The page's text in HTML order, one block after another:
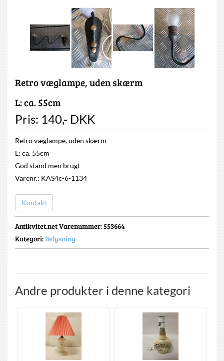
Retro væglampe, uden skærm
L: ca. 55cm
Pris: 140,- DKK
Retro væglampe, uden skærm
L: ca. 55cm
God stand men brugt
Varenr.: KAS4c-6-1134
Kontakt
Antikvitet.net Varenummer: 553664
Kategori:Belysning
Andre produkter i denne kategori